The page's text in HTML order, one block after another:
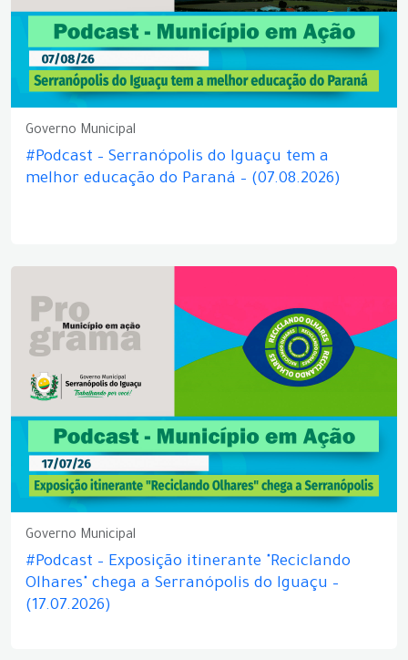
Governo Municipal
#Podcast – Serranópolis do Iguaçu tem a
melhor educação do Paraná – (07.08.2026)
Governo Municipal
#Podcast – Exposição itinerante "Reciclando
Olhares" chega a Serranópolis do Iguaçu –
(17.07.2026)